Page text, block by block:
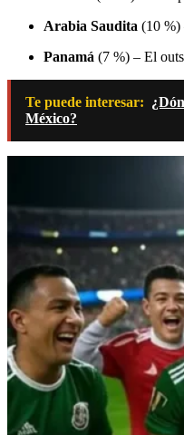
Arabia Saudita (10 %)
Panamá (7 %) – El
Te puede interesar:
México?